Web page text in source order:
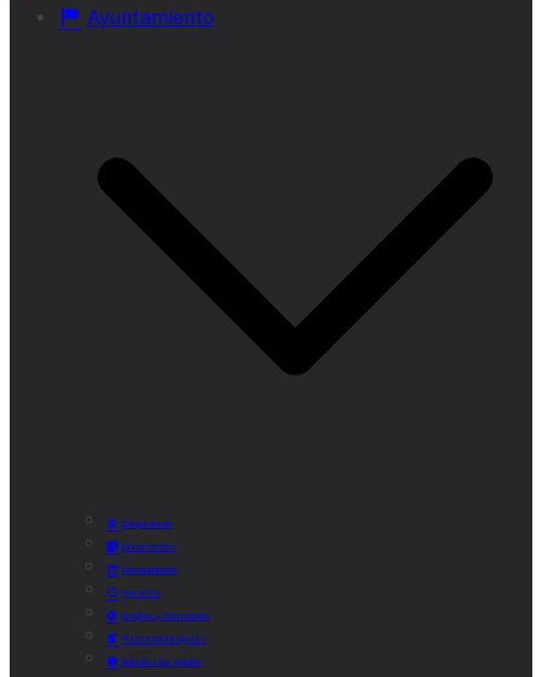
Ayuntamiento
Corporación
Documentos
Recaudación
Horarios
Empleo y Formación
Plenos Municipales
Boletín «De Valde»